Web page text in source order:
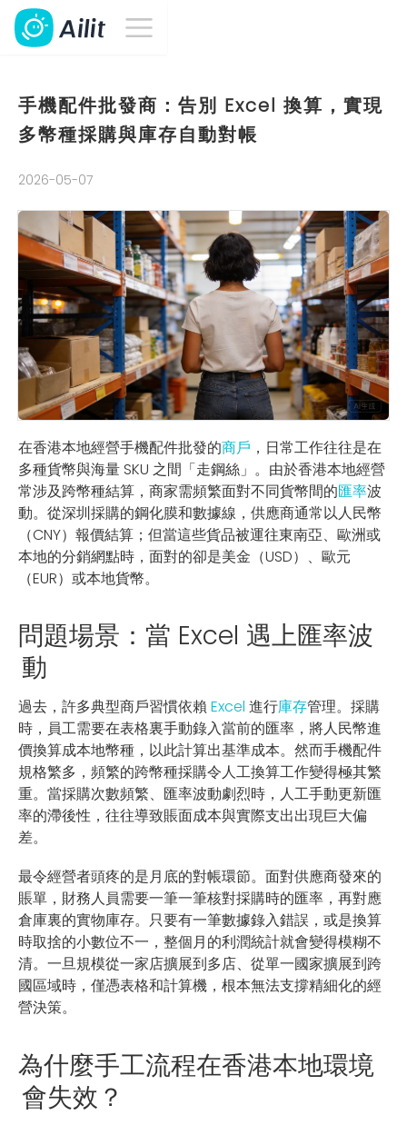
手機配件批發商：告別 Excel 換算，實現
多幣種採購與庫存自動對帳
2026-05-07
在香港本地經營手機配件批發的商戶 ，日常工作往往是在
多種貨幣與海量 SKU 之間「走鋼絲」。由於香港本地經營
常涉及跨幣種結算，商家需頻繁面對不同貨幣間的匯率波
動。從深圳採購的鋼化膜和數據線，供應商通常以人民幣
（CNY）報價結算；但當這些貨品被運往東南亞、歐洲或
本地的分銷網點時，面對的卻是美金（USD）、歐元
（EUR）或本地貨幣。
問題場景：當 Excel 遇上匯率波
動
過去，許多典型商戶習慣依賴 Excel 進行庫存管理。採購
時，員工需要在表格裏手動錄入當前的匯率，將人民幣進
價換算成本地幣種，以此計算出基準成本。然而手機配件
規格繁多，頻繁的跨幣種採購令人工換算工作變得極其繁
重。當採購次數頻繁、匯率波動劇烈時，人工手動更新匯
率的滯後性，往往導致賬面成本與實際支出出現巨大偏
差。
最令經營者頭疼的是月底的對帳環節。面對供應商發來的
賬單，財務人員需要一筆一筆核對採購時的匯率，再對應
倉庫裏的實物庫存。只要有一筆數據錄入錯誤，或是換算
時取捨的小數位不一，整個月的利潤統計就會變得模糊不
清。一旦規模從一家店擴展到多店、從單一國家擴展到跨
國區域時，僅憑表格和計算機，根本無法支撐精細化的經
營決策。
為什麼手工流程在香港本地環境
會失效？